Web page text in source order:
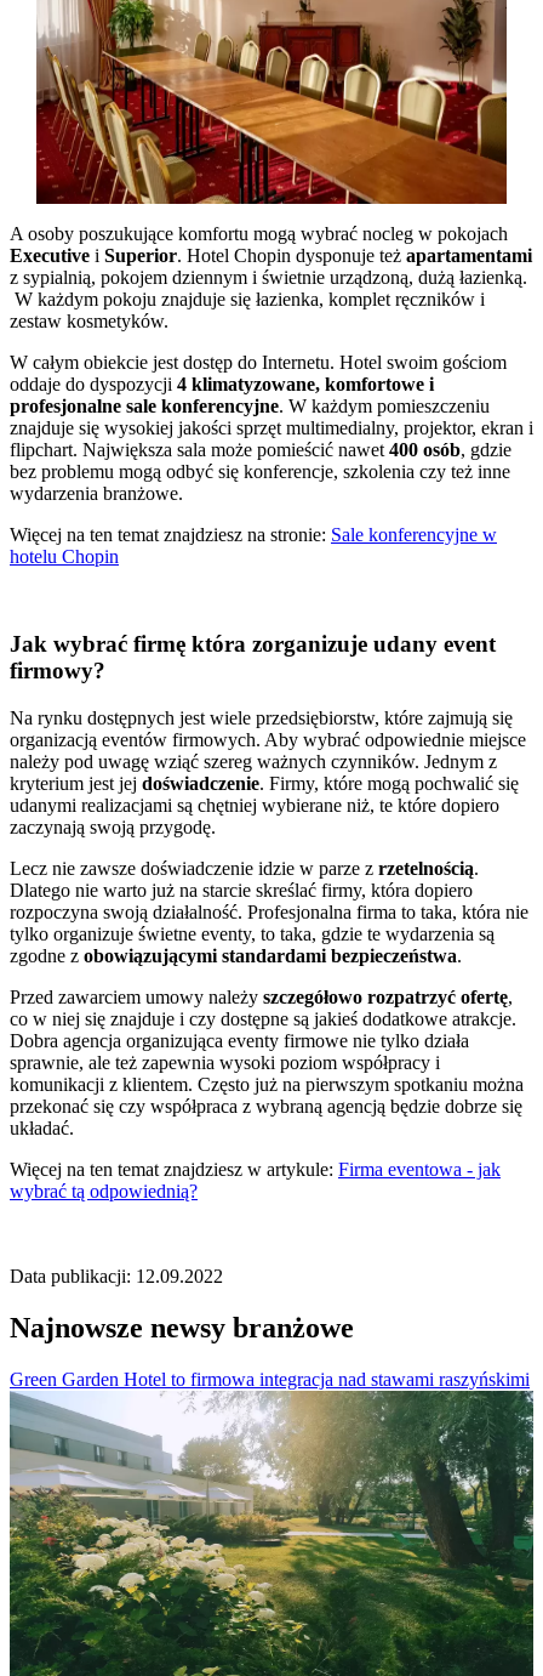
A osoby poszukujące komfortu mogą wybrać nocleg w pokojach
Executive i Superior. Hotel Chopin dysponuje też apartamentami
z sypialnią, pokojem dziennym i świetnie urządzoną, dużą łazienką.
W każdym pokoju znajduje się łazienka, komplet ręczników i
zestaw kosmetyków.
W całym obiekcie jest dostęp do Internetu. Hotel swoim gościom
oddaje do dyspozycji 4 klimatyzowane, komfortowe i
profesjonalne sale konferencyjne. W każdym pomieszczeniu
znajduje się wysokiej jakości sprzęt multimedialny, projektor, ekran i
flipchart. Największa sala może pomieścić nawet 400 osób, gdzie
bez problemu mogą odbyć się konferencje, szkolenia czy też inne
wydarzenia branżowe.
Więcej na ten temat znajdziesz na stronie: Sale konferencyjne w
hotelu Chopin
Jak wybrać firmę która zorganizuje udany event
firmowy?
Na rynku dostępnych jest wiele przedsiębiorstw, które zajmują się
organizacją eventów firmowych. Aby wybrać odpowiednie miejsce
należy pod uwagę wziąć szereg ważnych czynników. Jednym z
kryterium jest jej doświadczenie. Firmy, które mogą pochwalić się
udanymi realizacjami są chętniej wybierane niż, te które dopiero
zaczynają swoją przygodę.
Lecz nie zawsze doświadczenie idzie w parze z rzetelnością.
Dlatego nie warto już na starcie skreślać firmy, która dopiero
rozpoczyna swoją działalność. Profesjonalna firma to taka, która nie
tylko organizuje świetne eventy, to taka, gdzie te wydarzenia są
zgodne z obowiązującymi standardami bezpieczeństwa.
Przed zawarciem umowy należy szczegółowo rozpatrzyć ofertę,
co w niej się znajduje i czy dostępne są jakieś dodatkowe atrakcje.
Dobra agencja organizująca eventy firmowe nie tylko działa
sprawnie, ale też zapewnia wysoki poziom współpracy i
komunikacji z klientem. Często już na pierwszym spotkaniu można
przekonać się czy współpraca z wybraną agencją będzie dobrze się
układać.
Więcej na ten temat znajdziesz w artykule: Firma eventowa - jak
wybrać tą odpowiednią?
Data publikacji: 12.09.2022
Najnowsze newsy branżowe
Green Garden Hotel to firmowa integracja nad stawami raszyńskimi